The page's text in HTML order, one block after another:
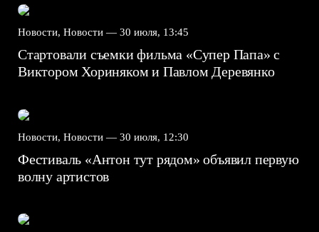
Новости, Новости — 30 июля, 13:45
Стартовали съемки фильма «Супер Папа» с
Виктором Хориняком и Павлом Деревянко
Новости, Новости — 30 июля, 12:30
Фестиваль «Антон тут рядом» объявил первую
волну артистов